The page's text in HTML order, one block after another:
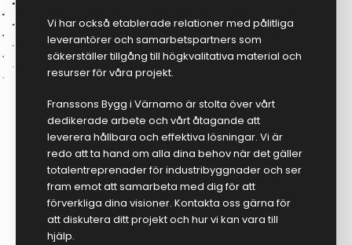
Vi har också etablerade relationer med pålitliga
leverantörer och samarbetspartners som
säkerställer tillgång till högkvalitativa material och
resurser för våra projekt.
Franssons Bygg i Värnamo är stolta över vårt
dedikerade arbete och vårt åtagande att
leverera hållbara och effektiva lösningar. Vi är
redo att ta hand om alla dina behov när det gäller
totalentreprenader för industribyggnader och ser
fram emot att samarbeta med dig för att
förverkliga dina visioner. Kontakta oss gärna för
att diskutera ditt projekt och hur vi kan vara till
hjälp.